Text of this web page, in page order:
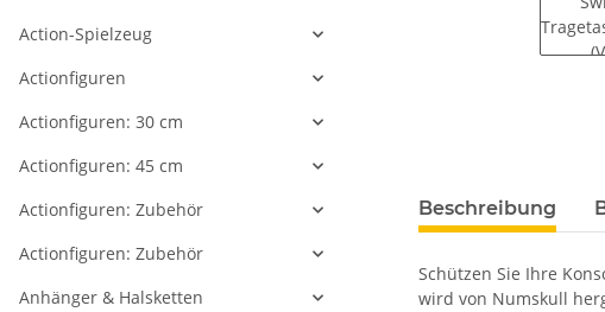
weitere Registerkarten
Beschreibung
Schützen Sie Ihre
wird von Numskull
Action-Spielzeug
Actionfiguren
Actionfiguren: 30 cm
Actionfiguren: 45 cm
Actionfiguren: Zubehör
Actionfiguren: Zubehör
Anhänger & Halsketten